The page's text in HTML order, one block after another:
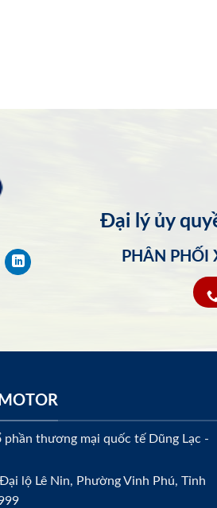
Đại lý ủy
PHÂN PHỐI
phần thương mại quốc tế Dũng Lạc -
lộ Lê Nin, Phường Vinh Phú, Tỉnh